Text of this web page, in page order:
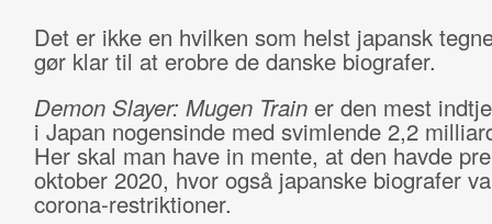
Det er ikke en hvilken som helst japansk
gør klar til at erobre de danske biografer.
Demon Slayer: Mugen Trainer den mest
i Japan nogensinde med svimlende 2,2
Her skal man have in mente, at den havde
oktober 2020, hvor også japanske biografer
corona-restriktioner.